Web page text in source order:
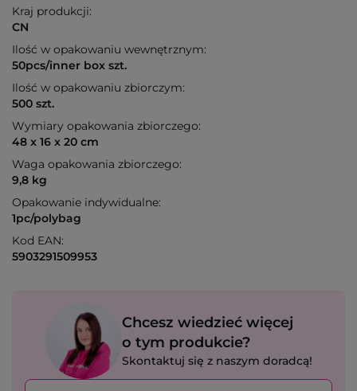
Kraj produkcji:
CN
Ilość w opakowaniu wewnętrznym:
50pcs/inner box szt.
Ilość w opakowaniu zbiorczym:
500 szt.
Wymiary opakowania zbiorczego:
48 x 16 x 20 cm
Waga opakowania zbiorczego:
9,8 kg
Opakowanie indywidualne:
1pc/polybag
Kod EAN:
5903291509953
Chcesz wiedzieć więcej
o tym produkcie?
Skontaktuj się z naszym doradcą!